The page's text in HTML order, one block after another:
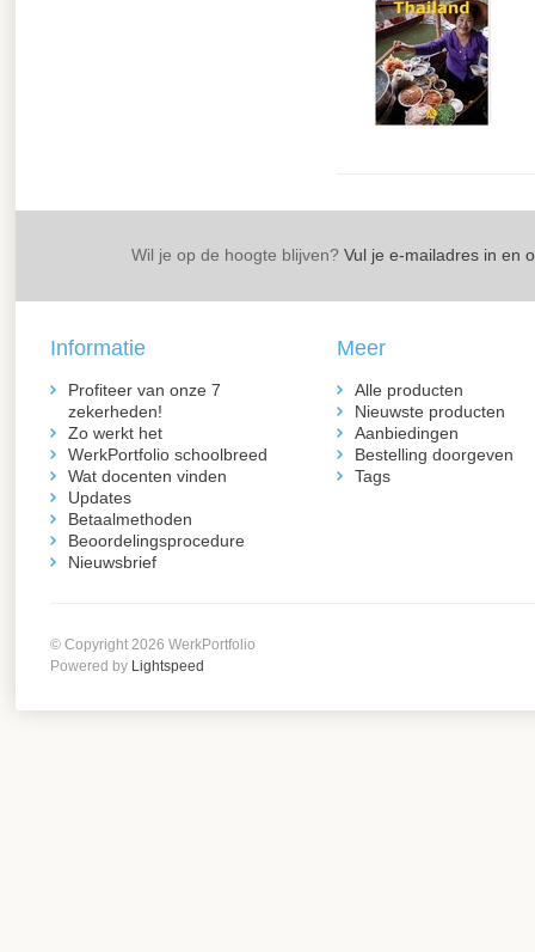
Wil je op de hoogte blijven? Vul je e-mailadres in en
Informatie
Profiteer van onze 7
zekerheden!
Zo werkt het
WerkPortfolio schoolbreed
Wat docenten vinden
Updates
Betaalmethoden
Beoordelingsprocedure
Nieuwsbrief
Meer
Alle producten
Nieuwste producten
Aanbiedingen
Bestelling doorgeven
Tags
© Copyright 2026 WerkPortfolio
Powered by Lightspeed